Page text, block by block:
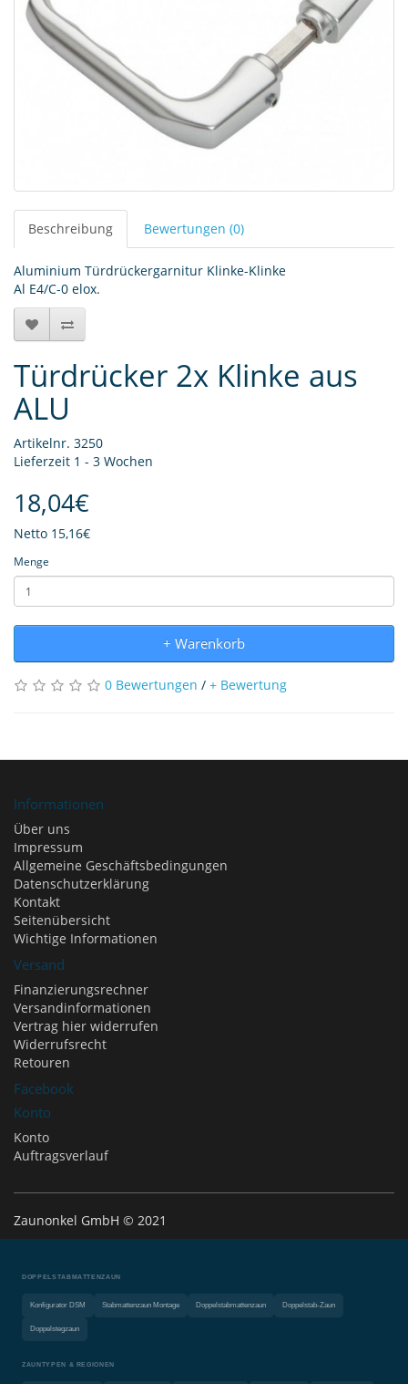
Beschreibung Bewertungen (0)
Aluminium Türdrückergarnitur Klinke-Klinke
Al E4/C-0 elox.
Türdrücker 2x Klinke aus
ALU
Artikelnr. 3250
Lieferzeit 1 - 3 Wochen
18,04€
Netto 15,16€
Menge
+ Warenkorb
0 Bewertungen / + Bewertung
Informationen
Über uns
Impressum
Allgemeine Geschäftsbedingungen
Datenschutzerklärung
Kontakt
Seitenübersicht
Wichtige Informationen
Versand
Finanzierungsrechner
Versandinformationen
Vertrag hier widerrufen
Widerrufsrecht
Retouren
Facebook
Konto
Konto
Auftragsverlauf
Zaunonkel GmbH © 2021
DOPPELSTABMATTENZAUN
Konfigurator DSM Stabmattenzaun Montage Doppelstabmattenzaun Doppelstab-Zaun
Doppelstegzaun
ZAUNTYPEN & REGIONEN